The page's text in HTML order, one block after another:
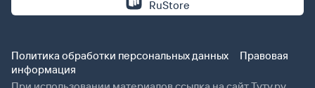
RuStore
Политика обработки персональных данных
Правовая
информация